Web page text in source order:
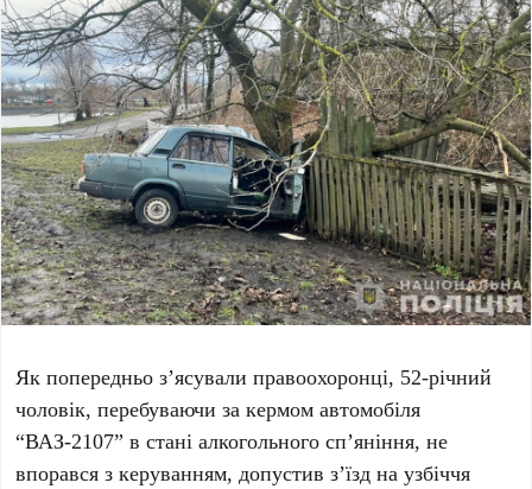
Як попередньо з’ясували правоохоронці, 52-річний
чоловік, перебуваючи за кермом автомобіля
“ВАЗ-2107” в стані алкогольного сп’яніння, не
впорався з керуванням, допустив з’їзд на узбіччя